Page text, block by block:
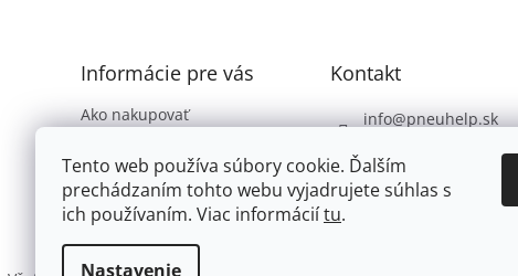
Tento web používa súbory cookie. Ďalším
prechádzaním tohto webu vyjadrujete súhlas s
ich používaním. Viac informáciítu.
Nastavenie
Informácie pre vás
Ako nakupovať
Podmienky ochrany
osobných údajov
Kontakt
info@pneuhelp.sk